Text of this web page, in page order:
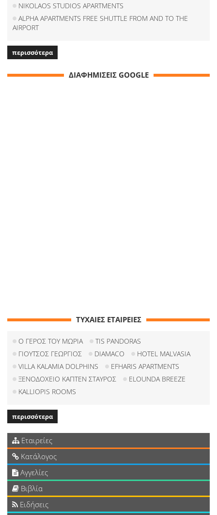
NIKOLAOS STUDIOS APARTMENTS
ALPHA APARTMENTS FREE SHUTTLE FROM AND TO THE
AIRPORT
περισσότερα
ΔΙΑΦΗΜΙΣΕΙΣ GOOGLE
ΤΥΧΑΙΕΣ ΕΤΑΙΡΕΙΕΣ
Ο ΓΕΡΟΣ ΤΟΥ ΜΩΡΙΑ
TIS PANDORAS
ΓΙΟΥΤΣΟΣ ΓΕΩΡΓΙΟΣ
DIAMACO
HOTEL MALVASIA
VILLA KALAMIA DOLPHINS
EFHARIS APARTMENTS
ΞΕΝΟΔΟΧΕΙΟ ΚΑΠΤΕΝ ΣΤΑΥΡΟΣ
ELOUNDA BREEZE
KALLIOPIS ROOMS
περισσότερα
Εταιρείες
Κατάλογος
Αγγελίες
Βιβλία
Ειδήσεις